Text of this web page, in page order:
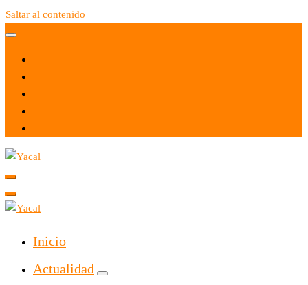
Saltar al contenido
Yacal micro hosting
Inicio
Actualidad